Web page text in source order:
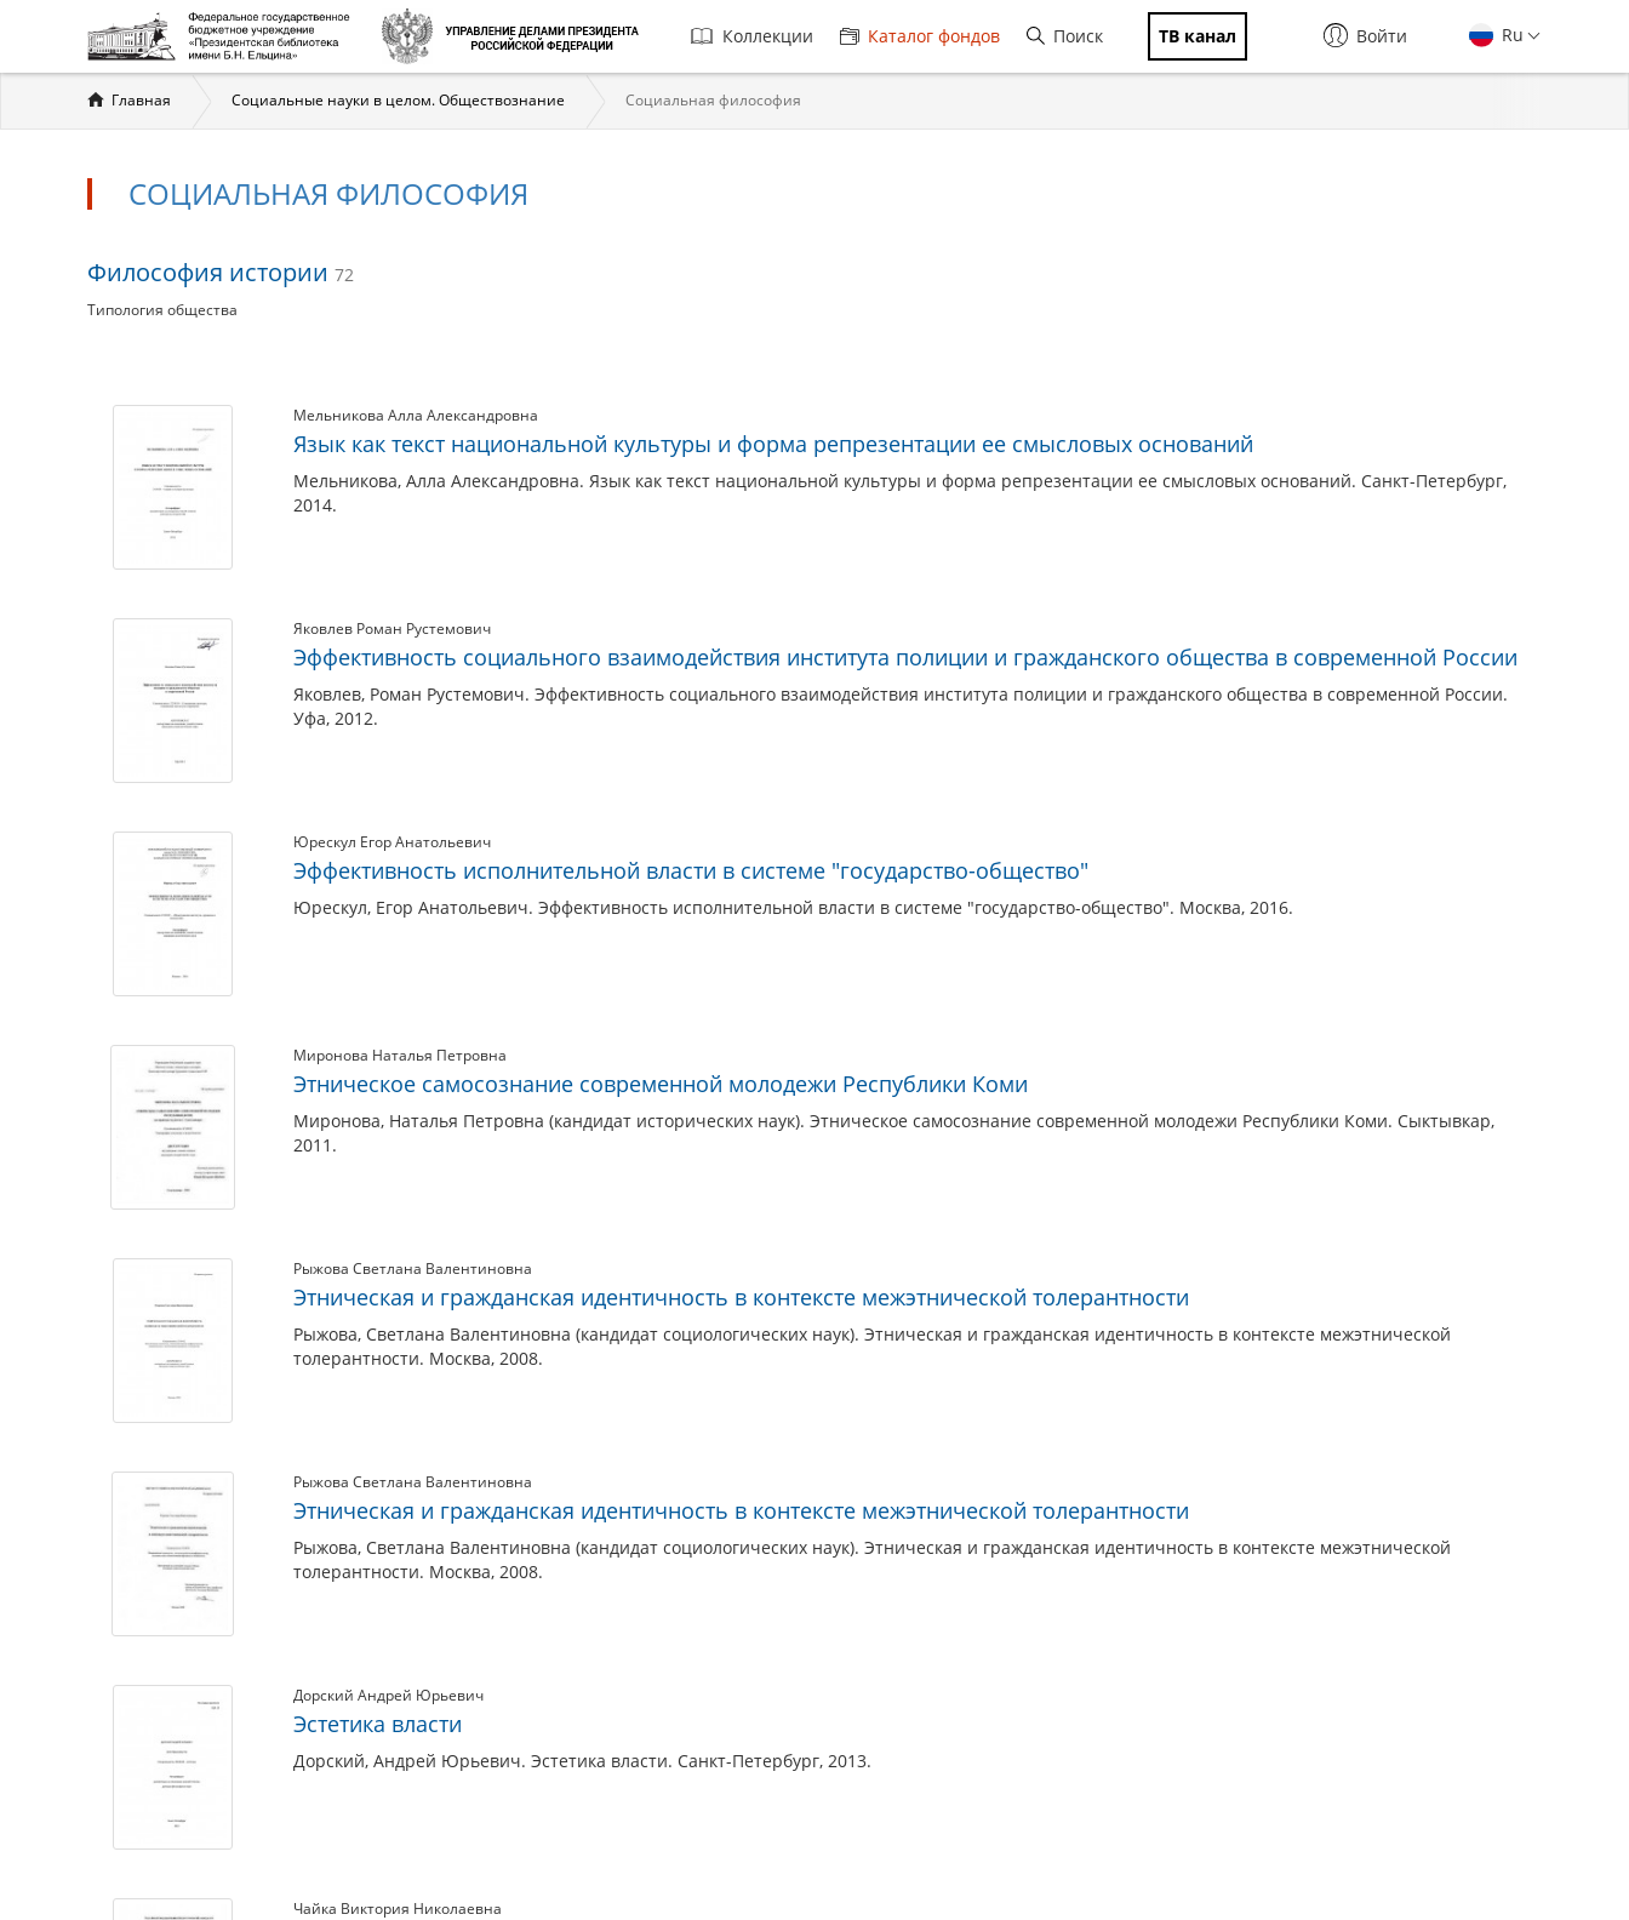
Главная
навигация
Коллекции Каталог фондов Поиск ТВ канал Ru
Войти
Вы
здесь
Главная Социальные науки в целом. Обществознание Социальная философия
СОЦИАЛЬНАЯ ФИЛОСОФИЯ
Социальная
философия
Философия истории 72
Типология общества
Материалы
теме
Мельникова Алла Александровна
Язык как текст национальной культуры и форма репрезентации ее смысловых оснований
Мельникова, Алла Александровна. Язык как текст национальной культуры и форма репрезентации ее смысловых оснований. Санкт-Петербург,
2014.
Яковлев Роман Рустемович
Эффективность социального взаимодействия института полиции и гражданского общества в современной России
Яковлев, Роман Рустемович. Эффективность социального взаимодействия института полиции и гражданского общества в современной России.
Уфа, 2012.
Юрескул Егор Анатольевич
Эффективность исполнительной власти в системе "государство-общество"
Юрескул, Егор Анатольевич. Эффективность исполнительной власти в системе "государство-общество". Москва, 2016.
Миронова Наталья Петровна
Этническое самосознание современной молодежи Республики Коми
Миронова, Наталья Петровна (кандидат исторических наук). Этническое самосознание современной молодежи Республики Коми. Сыктывкар,
2011.
Рыжова Светлана Валентиновна
Этническая и гражданская идентичность в контексте межэтнической толерантности
Рыжова, Светлана Валентиновна (кандидат социологических наук). Этническая и гражданская идентичность в контексте межэтнической
толерантности. Москва, 2008.
Рыжова Светлана Валентиновна
Этническая и гражданская идентичность в контексте межэтнической толерантности
Рыжова, Светлана Валентиновна (кандидат социологических наук). Этническая и гражданская идентичность в контексте межэтнической
толерантности. Москва, 2008.
Дорский Андрей Юрьевич
Эстетика власти
Дорский, Андрей Юрьевич. Эстетика власти. Санкт-Петербург, 2013.
Чайка Виктория Николаевна